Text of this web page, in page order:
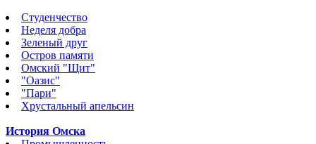
Студенчество
Неделя добра
Зеленый друг
Остров памяти
Омский "Щит"
"Оазис"
"Пари"
Хрустальный апельсин
История Омска